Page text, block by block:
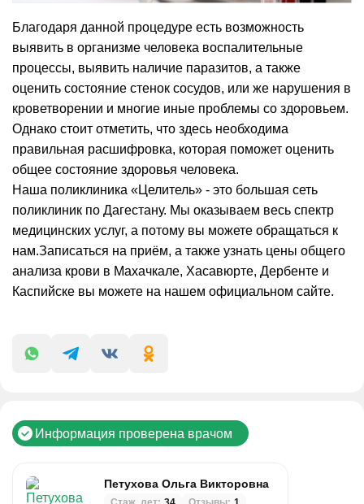
Благодаря данной процедуре есть возможность
выявить в организме человека воспалительные
процессы, выявить наличие паразитов, а также
оценить состояние стенок сосудов, или же нарушения в
кроветворении и многие иные проблемы со здоровьем.
Однако стоит отметить, что здесь необходима
правильная расшифровка, которая поможет оценить
общее состояние здоровья человека.
Наша поликлиника «Целитель» - это большая сеть
поликлиник по Дагестану. Мы оказываем весь спектр
медицинских услуг, а потому вы можете обращаться к
нам.Записаться на приём, а также узнать цены общего
анализа крови в Махачкале, Хасавюрте, Дербенте и
Каспийске вы можете на нашем официальном сайте.
Информация проверена врачом
Петухова Ольга Викторовна